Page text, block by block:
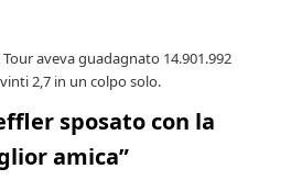
aveva guadagnato 14.901.992
2,7 in un colpo solo.
sposato con la
amica”